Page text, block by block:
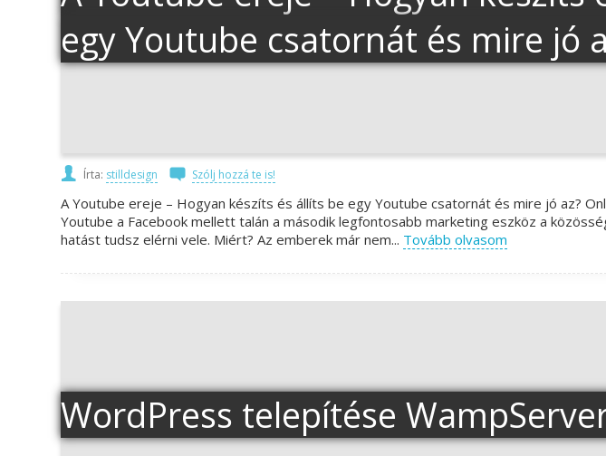
egy Youtube csatornát és mire jó
Írta: stilldesign Szólj hozzá te is!
A Youtube ereje – Hogyan készíts és állíts be egy Youtube csatornát és mire jó az?
Youtube a Facebook mellett talán a második legfontosabb marketing eszköz a
hatást tudsz elérni vele. Miért? Az emberek már nem... Tovább olvasom
WordPress telepítése